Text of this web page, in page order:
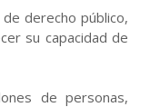
derecho público,
su capacidad de
de personas,